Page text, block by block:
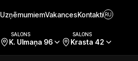
UzņēmumiemVakancesKontakti RU
SALONS
K. Ulmaņa 96
SALONS
Krasta 42
Uzmanības centrā Aprīkojums